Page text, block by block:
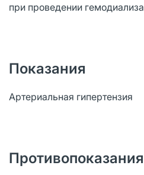
при проведении
Показания
Артериальная гипертензия
Противопоказания